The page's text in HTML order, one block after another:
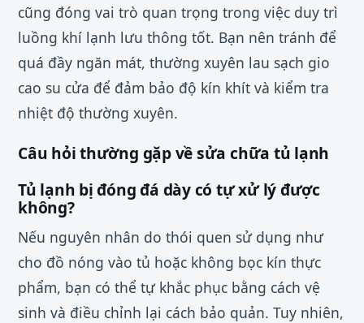
cũng đóng vai trò quan trọng trong việc duy trì
luồng khí lạnh lưu thông tốt. Bạn nên tránh để
quá đầy ngăn mát, thường xuyên lau sạch gio
cao su cửa để đảm bảo độ kín khít và kiểm tra
nhiệt độ thường xuyên.
Câu hỏi thường gặp về sửa chữa tủ lạnh
Tủ lạnh bị đóng đá dày có tự xử lý được
không?
Nếu nguyên nhân do thói quen sử dụng như
cho đồ nóng vào tủ hoặc không bọc kín thực
phẩm, bạn có thể tự khắc phục bằng cách vệ
sinh và điều chỉnh lại cách bảo quản. Tuy nhiên,